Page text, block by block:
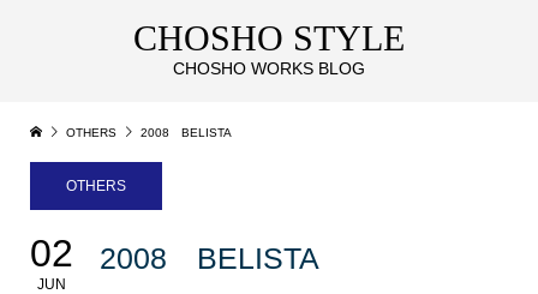
CHOSHO STYLE
CHOSHO WORKS BLOG
OTHERS 2008 BELISTA
OTHERS
02
JUN
2008 BELISTA